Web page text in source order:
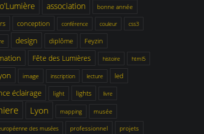
association bonne année
conception conférence couleur css3
design diplôme Feyzin
Fête des Lumières histoire html5
image inscription lecture led
éclairage light lights livre
Lyon mapping musée
des musées professionnel projets